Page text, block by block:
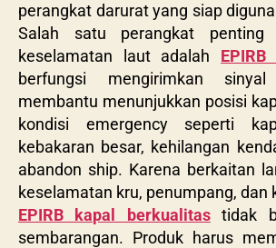
perangkat darurat yang siap
Salah satu perangkat penting
keselamatan laut adalah EPIRB
berfungsi mengirimkan
membantu menunjukkan posisi
kondisi emergency seperti
kebakaran besar, kehilangan
abandon ship. Karena berkaitan
keselamatan kru, penumpang, dan
EPIRB kapal berkualitastidak
sembarangan. Produk harus